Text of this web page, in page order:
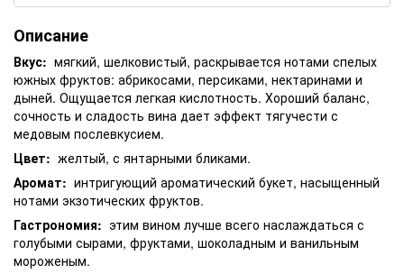
Описание
Вкус: мягкий, шелковистый, раскрывается нотами спелых
южных фруктов: абрикосами, персиками, нектаринами и
дыней. Ощущается легкая кислотность. Хороший баланс,
сочность и сладость вина дает эффект тягучести с
медовым послевкусием.
Цвет: желтый, с янтарными бликами.
Аромат: интригующий ароматический букет, насыщенный
нотами экзотических фруктов.
Гастрономия: этим вином лучше всего наслаждаться с
голубыми сырами, фруктами, шоколадным и ванильным
мороженым.